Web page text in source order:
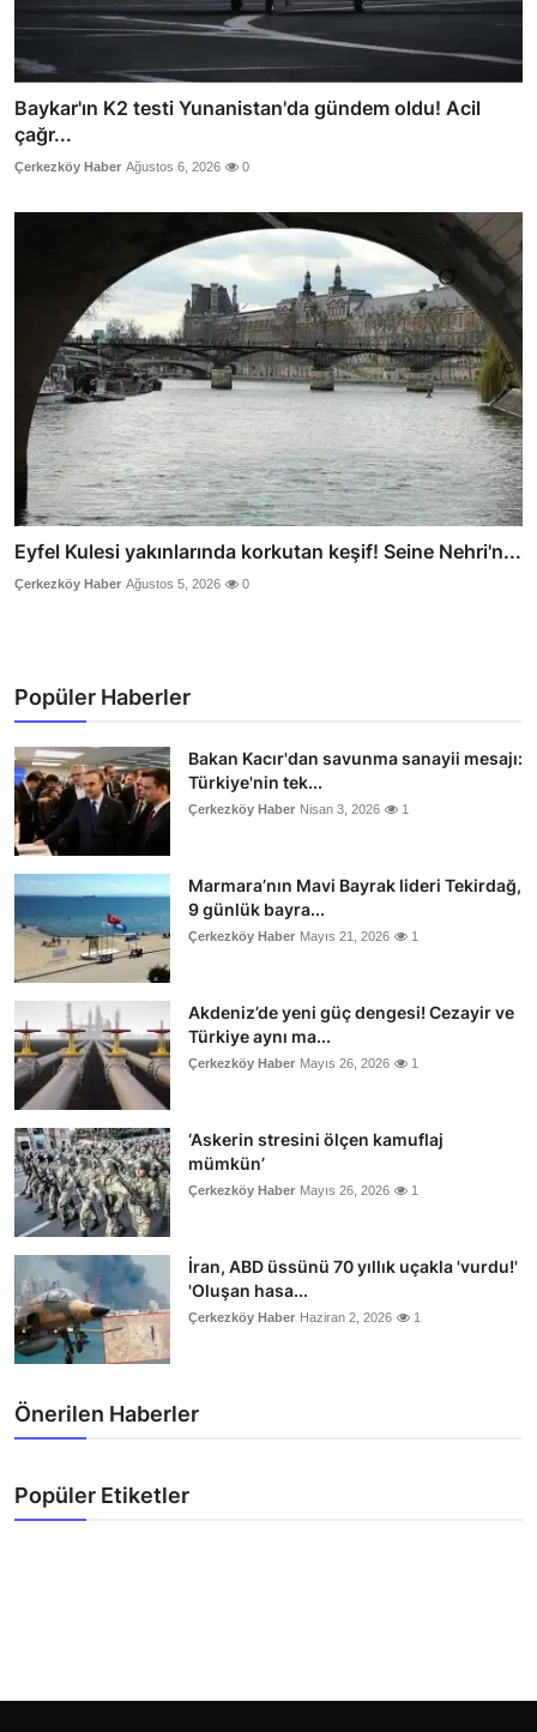
Baykar'ın K2 testi Yunanistan'da gündem oldu! Acil
çağr...
Çerkezköy Haber Ağustos 6, 2026 0
Eyfel Kulesi yakınlarında korkutan keşif! Seine Nehri'n...
Çerkezköy Haber Ağustos 5, 2026 0
Popüler Haberler
Bakan Kacır'dan savunma sanayii mesajı:
Türkiye'nin tek...
Çerkezköy Haber Nisan 3, 2026 1
Marmara’nın Mavi Bayrak lideri Tekirdağ,
9 günlük bayra...
Çerkezköy Haber Mayıs 21, 2026 1
Akdeniz’de yeni güç dengesi! Cezayir ve
Türkiye aynı ma...
Çerkezköy Haber Mayıs 26, 2026 1
‘Askerin stresini ölçen kamuflaj
mümkün’
Çerkezköy Haber Mayıs 26, 2026 1
İran, ABD üssünü 70 yıllık uçakla 'vurdu!'
'Oluşan hasa...
Çerkezköy Haber Haziran 2, 2026 1
Önerilen Haberler
Popüler Etiketler